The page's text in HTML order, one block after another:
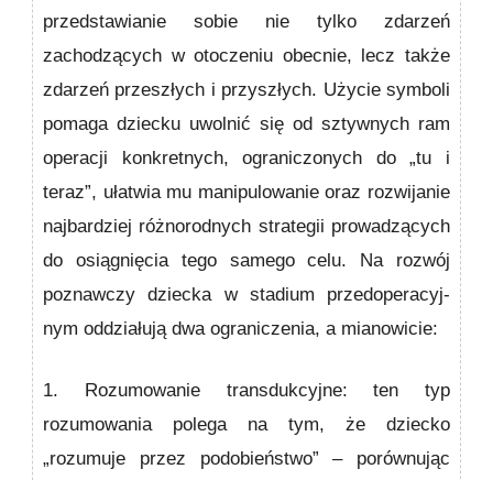
przedstawianie sobie nie tylko zdarzeń
zachodzących w otoczeniu obecnie, lecz także
zdarzeń przeszłych i przyszłych. Użycie symboli
pomaga dziecku uwolnić się od sztywnych ram
operacji konkretnych, ograniczonych do „tu i
teraz”, ułatwia mu manipulowanie oraz rozwijanie
najbardziej różnorodnych strategii prowadzących
do osiągnięcia tego samego celu. Na rozwój
poznawczy dziecka w stadium przedoperacyj­
nym oddziałują dwa ograniczenia, a mianowicie:
1. Rozumowanie transdukcyjne: ten typ
rozumowania polega na tym, że dziecko
„rozumuje przez podobieńs­two” – porównując